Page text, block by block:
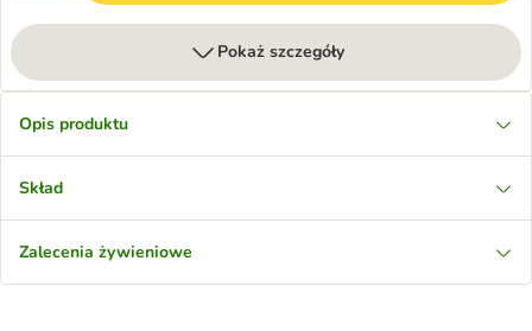
Pokaż szczegóły
Opis produktu
Skład
Zalecenia żywieniowe